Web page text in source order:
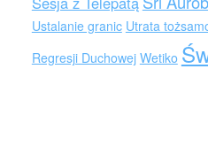
Ustalanie granic Utrata
Regresji Duchowej Wetiko